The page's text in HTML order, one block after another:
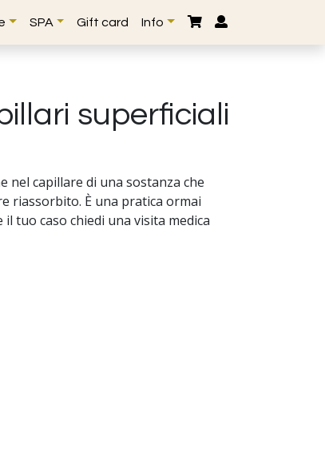
SPA Gift card Info
superficiali
nel capillare di una sostanza che
riassorbito. È una pratica ormai
tuo caso chiedi una visita medica